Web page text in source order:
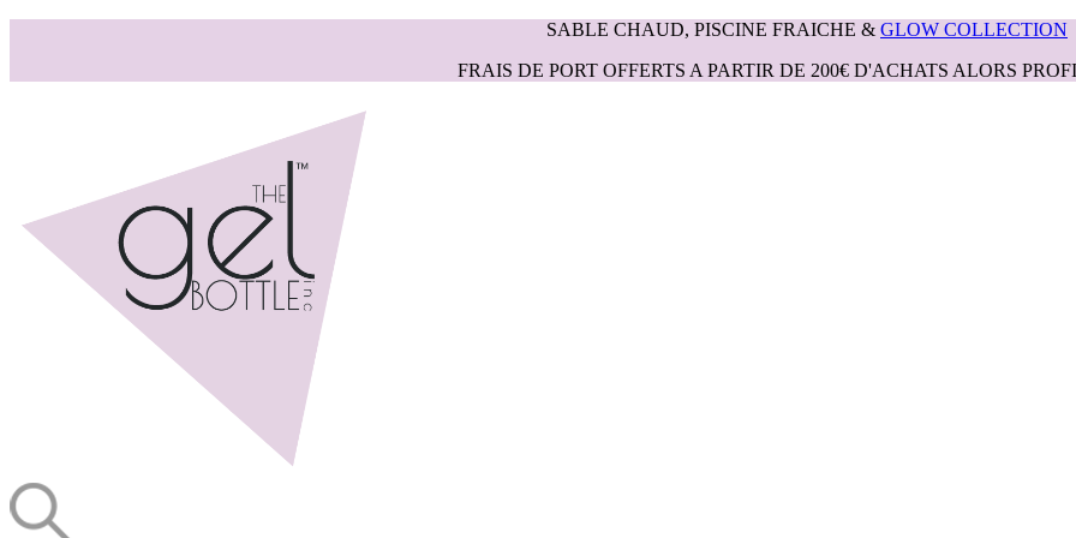
SABLE CHAUD, PISCINE FRAICHE & GLOW COLLECTION
FRAIS DE PORT OFFERTS A PARTIR DE 200€ D'ACHATS ALORS